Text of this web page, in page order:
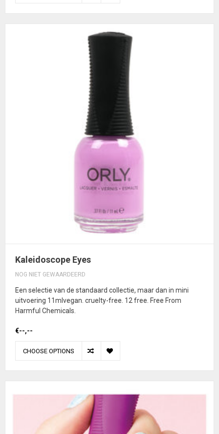
Kaleidoscope Eyes
NOG NIET GEWAARDEERD
Een selectie van de standaard collectie, maar dan in mini
uitvoering 11mlvegan. cruelty-free. 12 free. Free From
Harmful Chemicals.
€--,--
CHOOSE OPTIONS